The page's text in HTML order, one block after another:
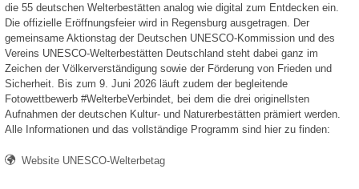
die 55 deutschen Welterbestätten analog wie digital zum Entdecken ein.
Die offizielle Eröffnungsfeier wird in Regensburg ausgetragen. Der
gemeinsame Aktionstag der Deutschen UNESCO-Kommission und des
Vereins UNESCO-Welterbestätten Deutschland steht dabei ganz im
Zeichen der Völkerverständigung sowie der Förderung von Frieden und
Sicherheit. Bis zum 9. Juni 2026 läuft zudem der begleitende
Fotowettbewerb #WelterbeVerbindet, bei dem die drei originellsten
Aufnahmen der deutschen Kultur- und Naturerbestätten prämiert werden.
Alle Informationen und das vollständige Programm sind hier zu finden:
Website UNESCO-Welterbetag